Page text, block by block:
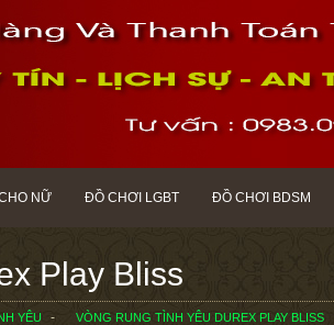
NỮ ĐỒ CHƠI LGBT ĐỒ CHƠI BDSM
Play Bliss
YÊU VÒNG RUNG TÌNH YÊU DUREX PLAY BLISS